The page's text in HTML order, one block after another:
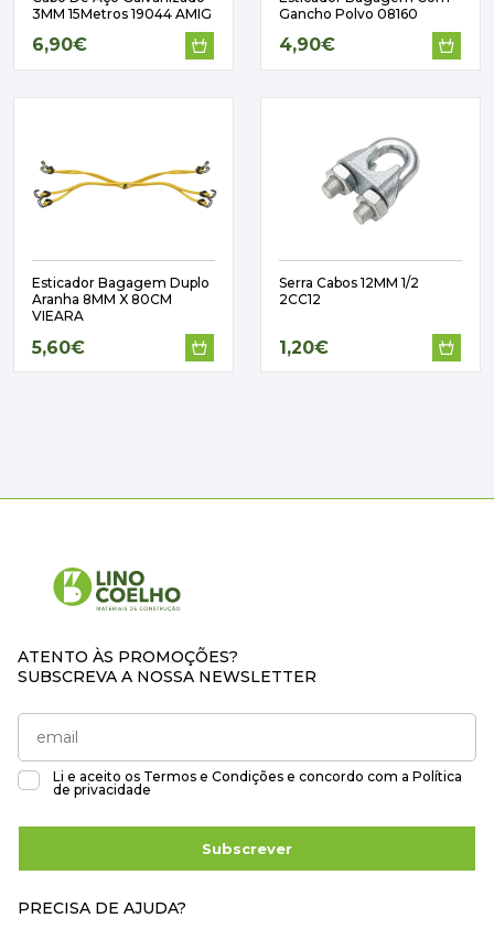
3MM 15Metros 19044 AMIG
6,90€
Gancho Polvo 08160
4,90€
Esticador Bagagem Duplo
Aranha 8MM X 80CM
VIEARA
5,60€
Serra Cabos 12MM 1/2
2CC12
1,20€
ATENTO ÀS PROMOÇÕES?
SUBSCREVA A NOSSA NEWSLETTER
Li e aceito os Termos e Condições e concordo com a Política
de privacidade
Subscrever
PRECISA DE AJUDA?